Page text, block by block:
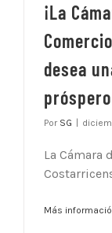
¡La
desea
Por SG
La Cámara
Más